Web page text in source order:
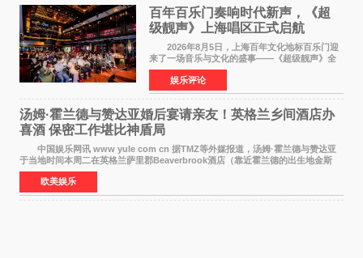
百年百乐门奏响时代新声，《超
级靓声》上海唱区正式启航
2026年8月5日，上海百年文化地标百乐门迎
来了一场音乐与文化的盛事——《超级靓声》全
国励志音乐公益节目上海唱区新闻发布会暨启动
仪式在此隆重举行。各界领导、嘉宾与媒体朋友
齐聚一堂，共同
娱乐评论
汤姆·霍兰德与赞达亚婚后宴请亲友！英格兰乡间酒店办
喜酒 保密工作堪比神盾局
中国娱乐网讯 www yule com cn 据TMZ等外媒报道，汤姆·霍兰德与赞达亚
于当地时间本周二在英格兰萨里郡Beaverbrook酒店（靠近霍兰德的出生地金斯
顿）举办婚宴，邀请家人与朋友们喝喜酒，庆祝
欧美娱乐